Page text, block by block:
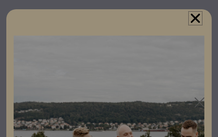
För att snabbare och enklare kunna hjälpa er med
projekteringar, ber vi er fylla i nedan blankett som ni
OBS! efter att du klickat på ” Ladda ner mallen här” behöver du ladda
ner filen till din enhet innan du börjar fylla i, för att nyttja alla
funktioner.